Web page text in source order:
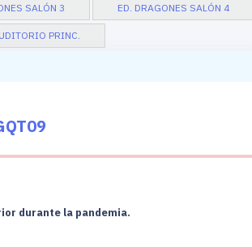
SALÓN 3 ED. DRAGONES SALÓN 4
PRINC.
durante la pandemia.